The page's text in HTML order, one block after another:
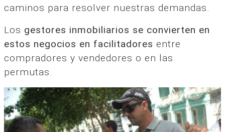
caminos para resolver nuestras demandas.
Los gestores inmobiliarios se convierten en
estos negocios en facilitadores entre
compradores y vendedores o en las
permutas.